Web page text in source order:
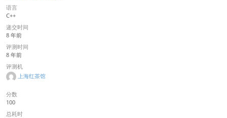
语言
C++
递交时间
8 年前
评测时间
8 年前
评测机
上海红茶馆
分数
100
总耗时